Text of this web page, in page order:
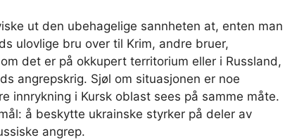
ut den ubehagelige sannheten at, enten man
ulovlige bru over til Krim, andre bruer,
det er på okkupert territorium eller i Russland,
angrepskrig. Sjøl om situasjonen er noe
innrykning i Kursk oblast sees på samme måte.
å beskytte ukrainske styrker på deler av
angrep.